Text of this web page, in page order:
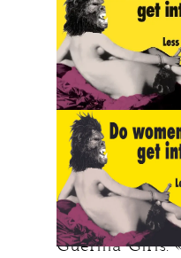
выглядят
MoMA и Tate
период
составили
покупок,
и ArtTactic.
на временную
позовем, но
музейной
девочки, еще
по словам арт-
Guerilla Girls: